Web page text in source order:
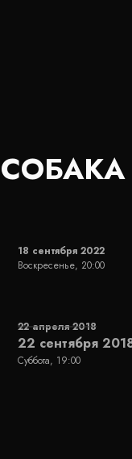
18 сентября 2022
Воскресенье, 20:00
22 апреля 2018
22 сентября
Суббота, 19:00